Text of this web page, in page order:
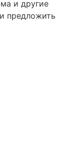
и другие
предложить